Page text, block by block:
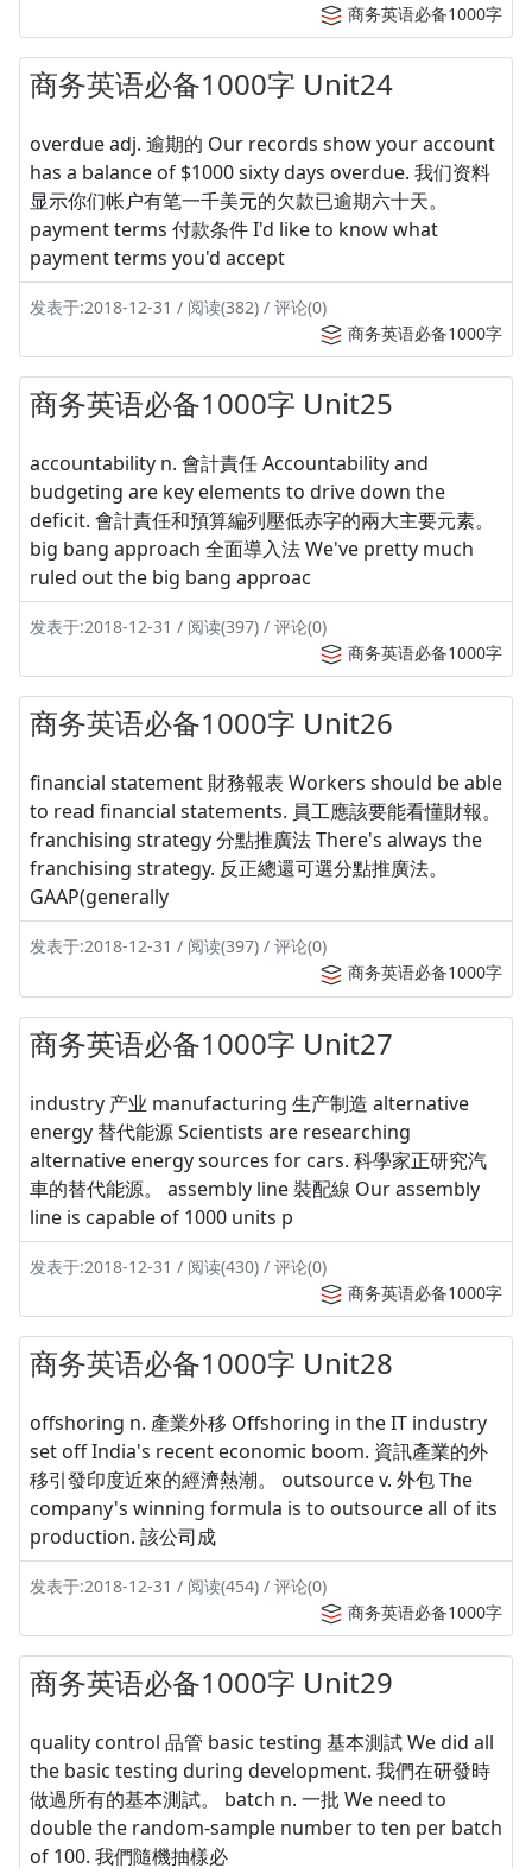
商务英语必备1000字
商务英语必备1000字 Unit24
overdue adj. 逾期的 Our records show your account
has a balance of $1000 sixty days overdue. 我们资料
显示你们帐户有笔一千美元的欠款已逾期六十天。
payment terms 付款条件 I'd like to know what
payment terms you'd accept
发表于:2018-12-31 / 阅读(382) / 评论(0)
商务英语必备1000字
商务英语必备1000字 Unit25
accountability n. 會計責任 Accountability and
budgeting are key elements to drive down the
deficit. 會計責任和預算編列壓低赤字的兩大主要元素。
big bang approach 全面導入法 We've pretty much
ruled out the big bang approac
发表于:2018-12-31 / 阅读(397) / 评论(0)
商务英语必备1000字
商务英语必备1000字 Unit26
financial statement 財務報表 Workers should be able
to read financial statements. 員工應該要能看懂財報。
franchising strategy 分點推廣法 There's always the
franchising strategy. 反正總還可選分點推廣法。
GAAP(generally
发表于:2018-12-31 / 阅读(397) / 评论(0)
商务英语必备1000字
商务英语必备1000字 Unit27
industry 产业 manufacturing 生产制造 alternative
energy 替代能源 Scientists are researching
alternative energy sources for cars. 科學家正研究汽
車的替代能源。 assembly line 裝配線 Our assembly
line is capable of 1000 units p
发表于:2018-12-31 / 阅读(430) / 评论(0)
商务英语必备1000字
商务英语必备1000字 Unit28
offshoring n. 產業外移 Offshoring in the IT industry
set off India's recent economic boom. 資訊產業的外
移引發印度近來的經濟熱潮。 outsource v. 外包 The
company's winning formula is to outsource all of its
production. 該公司成
发表于:2018-12-31 / 阅读(454) / 评论(0)
商务英语必备1000字
商务英语必备1000字 Unit29
quality control 品管 basic testing 基本測試 We did all
the basic testing during development. 我們在研發時
做過所有的基本測試。 batch n. 一批 We need to
double the random-sample number to ten per batch
of 100. 我們隨機抽樣必